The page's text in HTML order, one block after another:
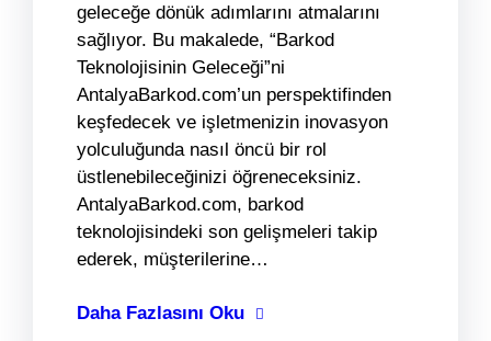
geleceğe dönük adımlarını atmalarını
sağlıyor. Bu makalede, “Barkod
Teknolojisinin Geleceği”ni
AntalyaBarkod.com’un perspektifinden
keşfedecek ve işletmenizin inovasyon
yolculuğunda nasıl öncü bir rol
üstlenebileceğinizi öğreneceksiniz.
AntalyaBarkod.com, barkod
teknolojisindeki son gelişmeleri takip
ederek, müşterilerine…
Daha Fazlasını Oku